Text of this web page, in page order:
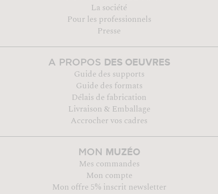
La société
Pour les professionnels
Presse
A PROPOS DES OEUVRES
Guide des supports
Guide des formats
Délais de fabrication
Livraison & Emballage
Accrocher vos cadres
MON MUZÉO
Mes commandes
Mon compte
Mon offre 5% inscrit newsletter